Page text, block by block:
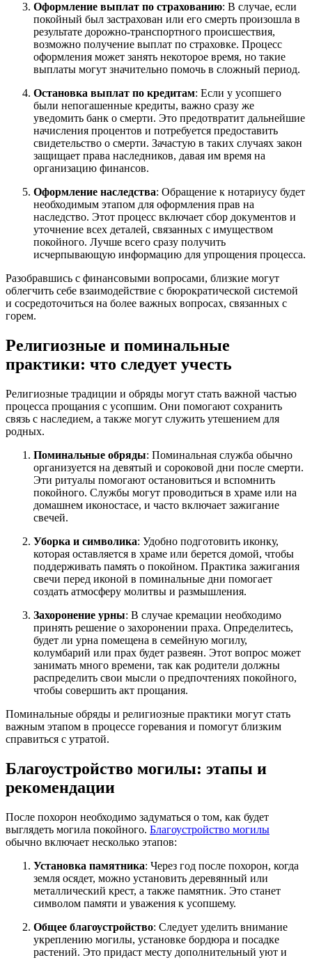
Оформление выплат по страхованию: В случае, если
покойный был застрахован или его смерть произошла в
результате дорожно-транспортного происшествия,
возможно получение выплат по страховке. Процесс
оформления может занять некоторое время, но такие
выплаты могут значительно помочь в сложный период.
Остановка выплат по кредитам: Если у усопшего
были непогашенные кредиты, важно сразу же
уведомить банк о смерти. Это предотвратит дальнейшие
начисления процентов и потребуется предоставить
свидетельство о смерти. Зачастую в таких случаях закон
защищает права наследников, давая им время на
организацию финансов.
Оформление наследства: Обращение к нотариусу будет
необходимым этапом для оформления прав на
наследство. Этот процесс включает сбор документов и
уточнение всех деталей, связанных с имуществом
покойного. Лучше всего сразу получить
исчерпывающую информацию для упрощения процесса.
Разобравшись с финансовыми вопросами, близкие могут
облегчить себе взаимодействие с бюрократической системой
и сосредоточиться на более важных вопросах, связанных с
горем.
Религиозные и поминальные
практики: что следует учесть
Религиозные традиции и обряды могут стать важной частью
процесса прощания с усопшим. Они помогают сохранить
связь с наследием, а также могут служить утешением для
родных.
Поминальные обряды: Поминальная служба обычно
организуется на девятый и сороковой дни после смерти.
Эти ритуалы помогают остановиться и вспомнить
покойного. Службы могут проводиться в храме или на
домашнем иконостасе, и часто включает зажигание
свечей.
Уборка и символика: Удобно подготовить иконку,
которая оставляется в храме или берется домой, чтобы
поддерживать память о покойном. Практика зажигания
свечи перед иконой в поминальные дни помогает
создать атмосферу молитвы и размышления.
Захоронение урны: В случае кремации необходимо
принять решение о захоронении праха. Определитесь,
будет ли урна помещена в семейную могилу,
колумбарий или прах будет развеян. Этот вопрос может
занимать много времени, так как родители должны
распределить свои мысли о предпочтениях покойного,
чтобы совершить акт прощания.
Поминальные обряды и религиозные практики могут стать
важным этапом в процессе горевания и помогут близким
справиться с утратой.
Благоустройство могилы: этапы и
рекомендации
После похорон необходимо задуматься о том, как будет
выглядеть могила покойного. Благоустройство могилы
обычно включает несколько этапов:
Установка памятника: Через год после похорон, когда
земля осядет, можно установить деревянный или
металлический крест, а также памятник. Это станет
символом памяти и уважения к усопшему.
Общее благоустройство: Следует уделить внимание
укреплению могилы, установке бордюра и посадке
растений. Это придаст месту дополнительный уют и